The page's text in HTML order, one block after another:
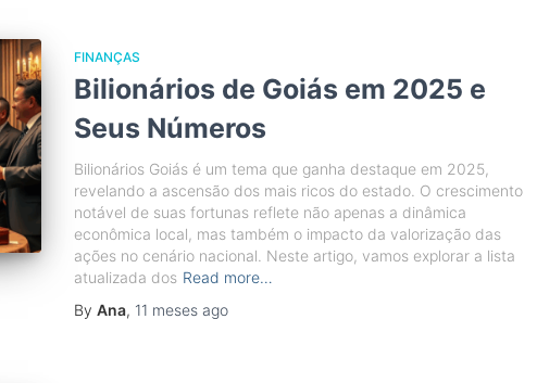
FINANÇAS
Bilionários de Goiás em 2025 e
Seus Números
Bilionários Goiás é um tema que ganha destaque em 2025,
revelando a ascensão dos mais ricos do estado. O crescimento
notável de suas fortunas reflete não apenas a dinâmica
econômica local, mas também o impacto da valorização das
ações no cenário nacional. Neste artigo, vamos explorar a lista
atualizada dos Read more…
By Ana, 11 meses ago